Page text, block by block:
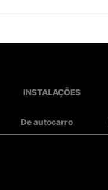
INSTALAÇÕES
De autocarro